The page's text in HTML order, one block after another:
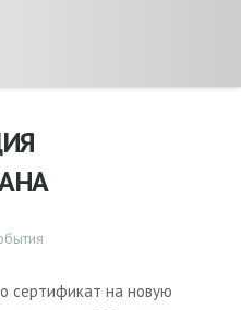
сертификат на новую